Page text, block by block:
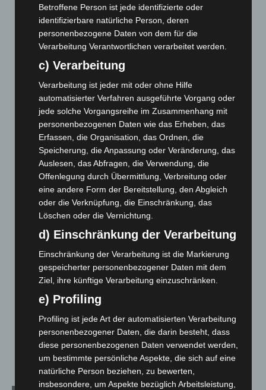
Waldbrandeinsatz aus Spanien zurück
7. August 2026
Hannover: Erste Tigermücken-Population in Niedersachsen
7. August 2026
Brand im „Haus der Begegnung“ in Neuwarmbüchen schnell
Region Hannover: 21 neue Notfallsanitäter starten beim
Roten Kreuz
5. August 2026
Mann läuft mit Hockeyschläger über A7 – Polizei sucht
Zeugen
5. August 2026
Celle: Mensch stirbt bei Bagger-Unfall auf Baustelle
5. August 2026
Gasleitung bei McDonald’s-Umbau in Langenhagen
beschädigt
5. August 2026
Anklage nach Abschaltung von „Archetyp Market“ erhoben
3. August 2026
Betroffene Person ist jede identifizierte oder
identifizierbare natürliche Person, deren
personenbezogene Daten von dem für die
Verarbeitung Verantwortlichen verarbeitet werden.
c) Verarbeitung
Verarbeitung ist jeder mit oder ohne Hilfe
automatisierter Verfahren ausgeführte Vorgang oder
jede solche Vorgangsreihe im Zusammenhang mit
personenbezogenen Daten wie das Erheben, das
Erfassen, die Organisation, das Ordnen, die
Speicherung, die Anpassung oder Veränderung, das
Auslesen, das Abfragen, die Verwendung, die
Offenlegung durch Übermittlung, Verbreitung oder
eine andere Form der Bereitstellung, den Abgleich
oder die Verknüpfung, die Einschränkung, das
Löschen oder die Vernichtung.
d) Einschränkung der Verarbeitung
Einschränkung der Verarbeitung ist die Markierung
gespeicherter personenbezogener Daten mit dem
Ziel, ihre künftige Verarbeitung einzuschränken.
e) Profiling
Profiling ist jede Art der automatisierten Verarbeitung
personenbezogener Daten, die darin besteht, dass
diese personenbezogenen Daten verwendet werden,
um bestimmte persönliche Aspekte, die sich auf eine
natürliche Person beziehen, zu bewerten,
insbesondere, um Aspekte bezüglich Arbeitsleistung,